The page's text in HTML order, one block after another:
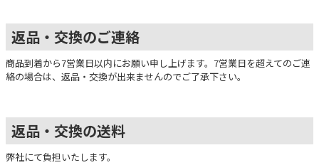
返品・交換のご連絡
商品到着から7営業日以内にお願い申し上げます。7営業日を超えてのご連
絡の場合は、返品・交換が出来ませんのでご了承下さい。
返品・交換の送料
弊社にて負担いたします。